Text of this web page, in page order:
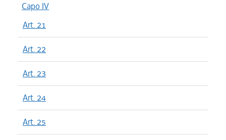
Capo IV
Art. 21
Art. 22
Art. 23
Art. 24
Art. 25